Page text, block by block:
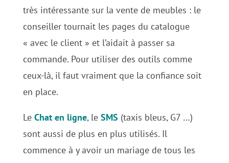
très intéressante sur la vente de meubles : le
conseiller tournait les pages du catalogue
« avec le client » et l’aidait à passer sa
commande. Pour utiliser des outils comme
ceux-là, il faut vraiment que la confiance soit
en place.
Le Chat en ligne, le SMS (taxis bleus, G7 …)
sont aussi de plus en plus utilisés. Il
commence à y avoir un mariage de tous les